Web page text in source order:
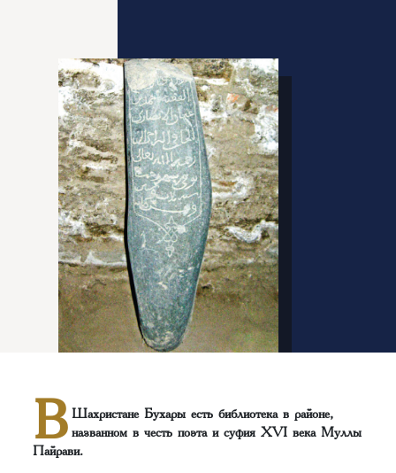
В Шахристане Бухары есть библиотека в районе,
названном в честь поэта и суфия XVI века Муллы
Пайрави.